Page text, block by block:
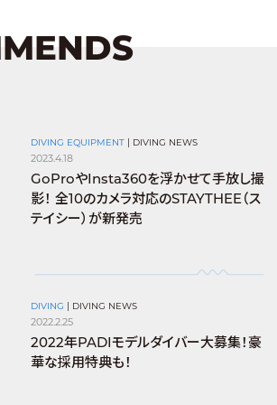
DIVING EQUIPMENT | DIVING NEWS
2023.4.18
GoProやInsta360を浮かせて手放し撮
影！ 全10のカメラ対応のSTAYTHEE（ス
テイシー）が新発売
DIVING | DIVING NEWS
2022.2.25
2022年PADIモデルダイバー大募集！豪
華な採用特典も！